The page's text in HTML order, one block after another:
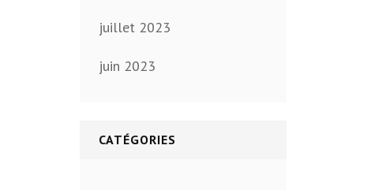
juillet 2023
juin 2023
CATÉGORIES